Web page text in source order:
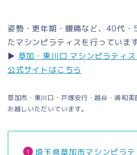
姿勢・更年期・腰痛など、40代
たマシンピラティスを行っています
▶ 草加・東川口 マシンピラティ
公式サイトはこちら
草加市・東川口・戸塚安行・越谷・浦和
お越しいただいています。
埼玉県草加市マシンピラ